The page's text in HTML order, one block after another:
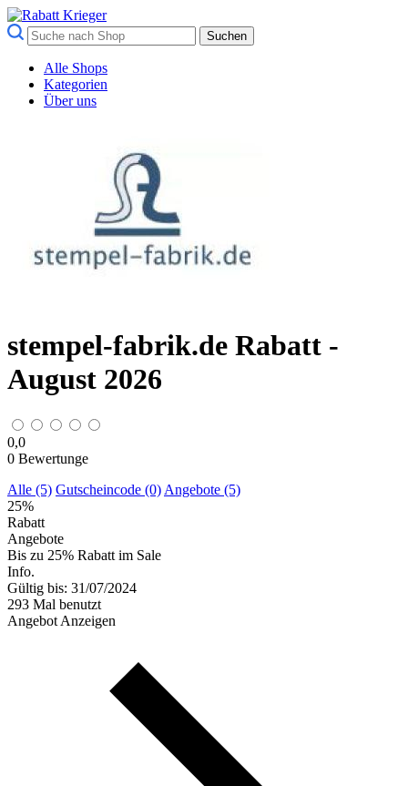
Suchen
Alle Shops
Kategorien
Über uns
stempel-fabrik.de Rabatt -
August 2026
0,0
0 Bewertunge
Alle (5) Gutscheincode (0) Angebote (5)
25%
Rabatt
Angebote
Bis zu 25% Rabatt im Sale
Info.
Gültig bis: 31/07/2024
293 Mal benutzt
Angebot Anzeigen